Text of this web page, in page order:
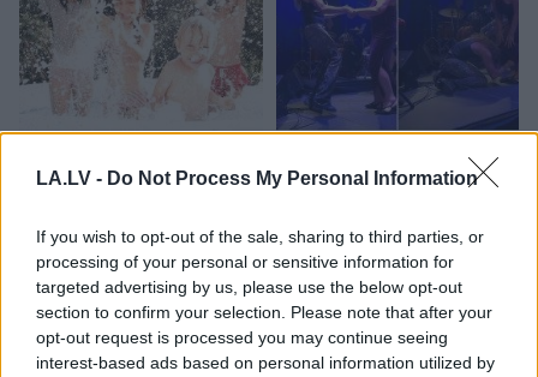
LA.LV - Do Not Process My Personal Information
If you wish to opt-out of the sale, sharing to third parties, or
processing of your personal or sensitive information for
targeted advertising by us, please use the below opt-out
section to confirm your selection. Please note that after your
opt-out request is processed you may continue seeing
interest-based ads based on personal information utilized by
nedēļas nogalē kārtīgi
mājās
virtuvē, nevis uz
skatuves!” Elita
negaidīti erotiskai
skatuves deja ar
Eirovīzijas zvaigzni